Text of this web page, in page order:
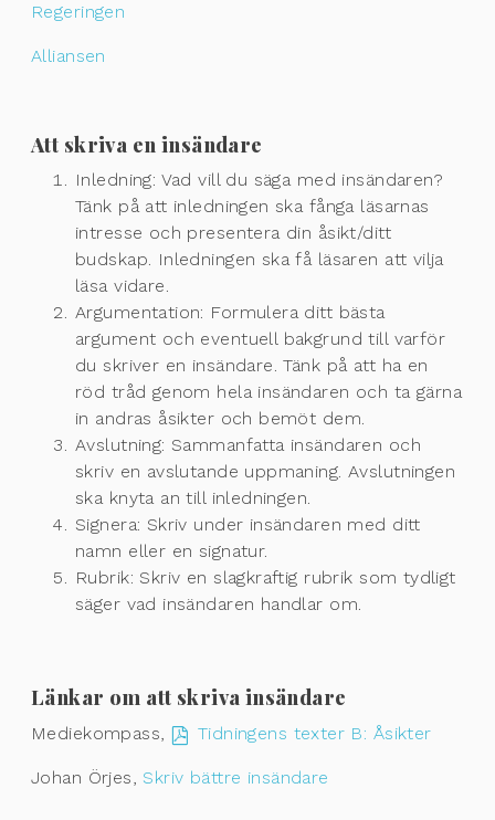
Regeringen
Alliansen
Att skriva en insändare
Inledning: Vad vill du säga med insändaren?
Tänk på att inledningen ska fånga läsarnas
intresse och presentera din åsikt/ditt
budskap. Inledningen ska få läsaren att vilja
läsa vidare.
Argumentation: Formulera ditt bästa
argument och eventuell bakgrund till varför
du skriver en insändare. Tänk på att ha en
röd tråd genom hela insändaren och ta gärna
in andras åsikter och bemöt dem.
Avslutning: Sammanfatta insändaren och
skriv en avslutande uppmaning. Avslutningen
ska knyta an till inledningen.
Signera: Skriv under insändaren med ditt
namn eller en signatur.
Rubrik: Skriv en slagkraftig rubrik som tydligt
säger vad insändaren handlar om.
Länkar om att skriva insändare
Mediekompass, Tidningens texter B: Åsikter
Johan Örjes, Skriv bättre insändare